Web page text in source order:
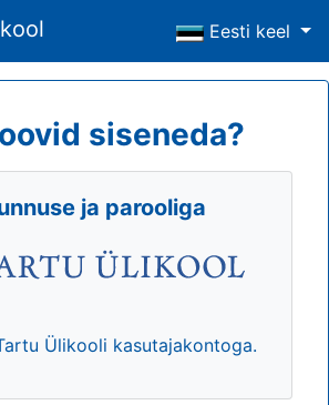
Eesti keel
siseneda?
ja parooliga
Ülikooli kasutajakontoga.